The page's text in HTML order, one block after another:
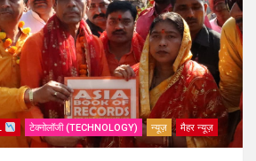
टेक्नोलॉजी (TECHNOLOGY) न्यूज़ मैहर न्यूज़